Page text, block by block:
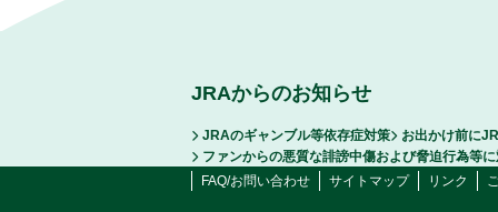
JRAからのお知らせ
JRAのギャンブル等依存症対策
お出かけ前に
ファンからの悪質な誹謗中傷および脅迫行為等
FAQ/お問い合わせ
サイトマップ リンク